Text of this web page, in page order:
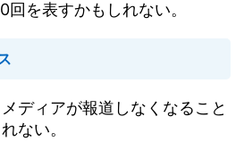
回を表すかもしれない。
ディアが報道しなくなること
ない。